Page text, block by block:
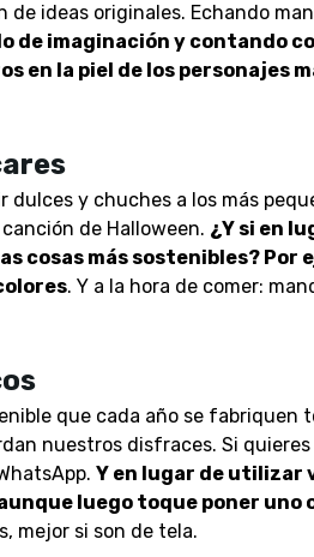
ideas originales. Echando
de imaginación y contando
en la piel de los personajes
dulces y chuches a los más
de Halloween. ¿Y si en
cosas más sostenibles? Por
. Y a la hora de comer:
que cada año se fabriquen
nuestros disfraces. Si
Y en lugar de utilizar
luego toque poner uno
mejor si son de tela.